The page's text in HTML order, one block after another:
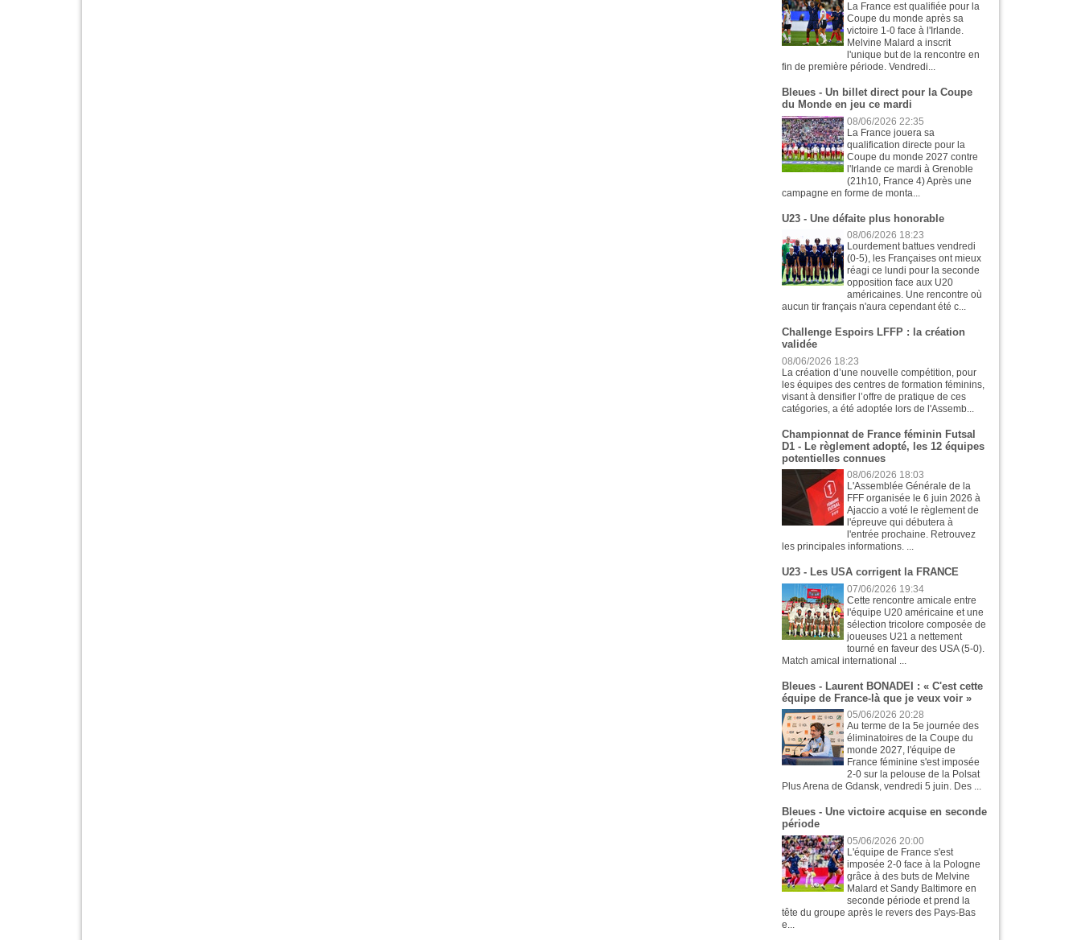
La France est qualifiée pour la
Coupe du monde après sa
victoire 1-0 face à l'Irlande.
Melvine Malard a inscrit
l'unique but de la rencontre en
fin de première période. Vendredi...
Bleues - Un billet direct pour la Coupe
du Monde en jeu ce mardi
08/06/2026 22:35
La France jouera sa
qualification directe pour la
Coupe du monde 2027 contre
l'Irlande ce mardi à Grenoble
(21h10, France 4) Après une
campagne en forme de monta...
U23 - Une défaite plus honorable
08/06/2026 18:23
Lourdement battues vendredi
(0-5), les Françaises ont mieux
réagi ce lundi pour la seconde
opposition face aux U20
américaines. Une rencontre où
aucun tir français n'aura cependant été c...
Challenge Espoirs LFFP : la création
validée
08/06/2026 18:23
La création d’une nouvelle compétition, pour
les équipes des centres de formation féminins,
visant à densifier l’offre de pratique de ces
catégories, a été adoptée lors de l'Assemb...
Championnat de France féminin Futsal
D1 - Le règlement adopté, les 12 équipes
potentielles connues
08/06/2026 18:03
L'Assemblée Générale de la
FFF organisée le 6 juin 2026 à
Ajaccio a voté le règlement de
l'épreuve qui débutera à
l'entrée prochaine. Retrouvez
les principales informations. ...
U23 - Les USA corrigent la FRANCE
07/06/2026 19:34
Cette rencontre amicale entre
l'équipe U20 américaine et une
sélection tricolore composée de
joueuses U21 a nettement
tourné en faveur des USA (5-0).
Match amical international ...
Bleues - Laurent BONADEI : « C'est cette
équipe de France-là que je veux voir »
05/06/2026 20:28
Au terme de la 5e journée des
éliminatoires de la Coupe du
monde 2027, l'équipe de
France féminine s'est imposée
2-0 sur la pelouse de la Polsat
Plus Arena de Gdansk, vendredi 5 juin. Des ...
Bleues - Une victoire acquise en seconde
période
05/06/2026 20:00
L'équipe de France s'est
imposée 2-0 face à la Pologne
grâce à des buts de Melvine
Malard et Sandy Baltimore en
seconde période et prend la
tête du groupe après le revers des Pays-Bas
e...